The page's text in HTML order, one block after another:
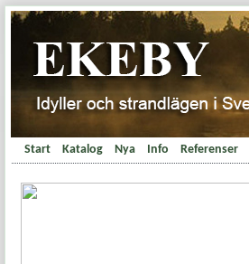
Start Katalog Nya Info Referenser